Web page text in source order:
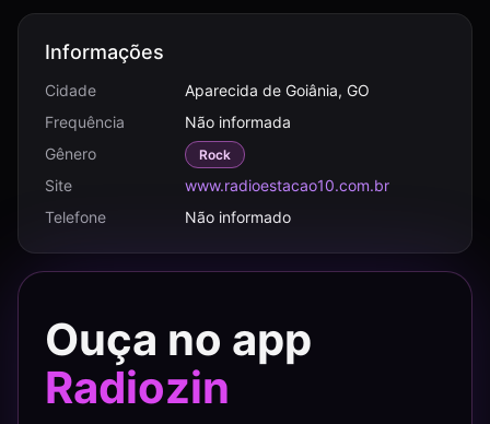
Informações
Cidade
Aparecida de Goiânia, GO
Frequência
Não informada
Gênero
Rock
Site
www.radioestacao10.com.br
Telefone
Não informado
Ouça no app
Radiozin